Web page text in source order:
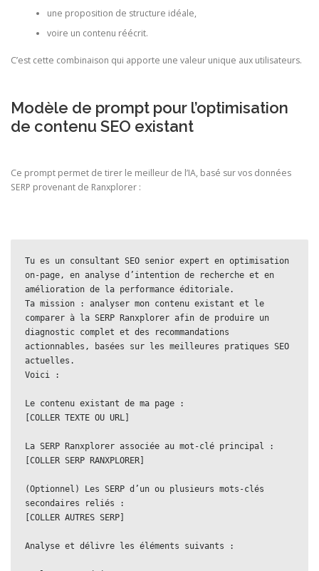
une proposition de structure idéale,
voire un contenu réécrit.
C’est cette combinaison qui apporte une valeur unique aux utilisateurs.
Modèle de prompt pour l’optimisation
de contenu SEO existant
Ce prompt permet de tirer le meilleur de l’IA, basé sur vos données
SERP provenant de Ranxplorer :
Tu es un consultant SEO senior expert en optimisation
on-page, en analyse d’intention de recherche et en
amélioration de la performance éditoriale.
Ta mission : analyser mon contenu existant et le
comparer à la SERP Ranxplorer afin de produire un
diagnostic complet et des recommandations
actionnables, basées sur les meilleures pratiques SEO
actuelles.
Voici :
Le contenu existant de ma page :
[COLLER TEXTE OU URL]
La SERP Ranxplorer associée au mot-clé principal :
[COLLER SERP RANXPLORER]
(Optionnel) Les SERP d’un ou plusieurs mots-clés
secondaires reliés :
[COLLER AUTRES SERP]
Analyse et délivre les éléments suivants :